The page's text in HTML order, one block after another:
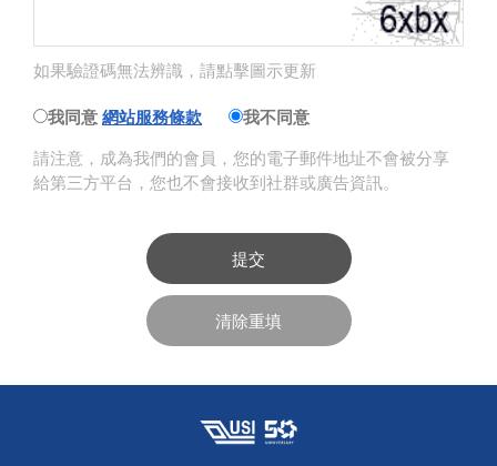
如果驗證碼無法辨識，請點擊圖示更新
我同意 網站服務條款
我不同意
請注意，成為我們的會員，您的電子郵件地址不會被分享
給第三方平台，您也不會接收到社群或廣告資訊。
提交
清除重填